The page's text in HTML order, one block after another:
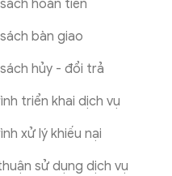
hoàn tiền
bàn giao
hủy - đổi trả
triển khai dịch vụ
xử lý khiếu nại
sử dụng dịch vụ